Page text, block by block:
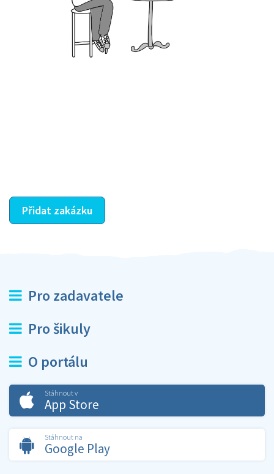
Přidat zakázku
Pro zadavatele
Pro šikuly
O portálu
Stáhnout v
App Store
Stáhnout na
Google Play